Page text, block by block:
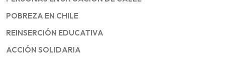
POBREZA EN CHILE
REINSERCIÓN EDUCATIVA
ACCIÓN SOLIDARIA